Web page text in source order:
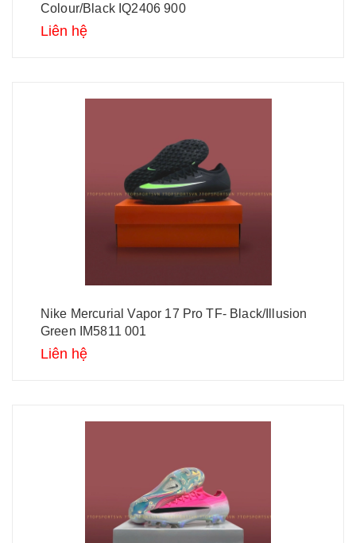
Colour/Black IQ2406 900
Liên hệ
Nike Mercurial Vapor 17 Pro TF- Black/Illusion
Green IM5811 001
Liên hệ